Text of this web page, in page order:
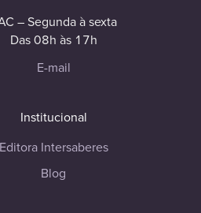
– Segunda à sexta
Das 08h às 17h
E-mail
Institucional
Editora Intersaberes
Blog